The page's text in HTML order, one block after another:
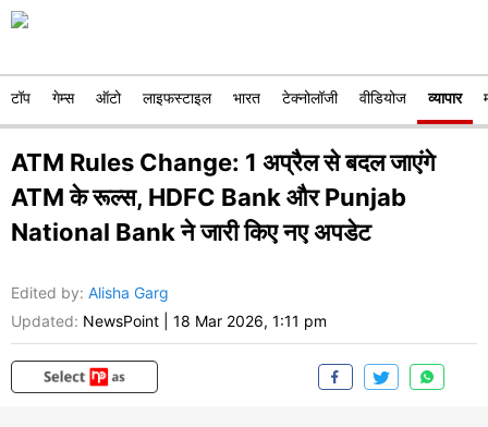
टॉप गेम्स ऑटो लाइफस्टाइल भारत टेक्नोलॉजी वीडियोज व्यापार
ATM Rules Change: 1 अप्रैल से बदल जाएंगे
ATM के रूल्स, HDFC Bank और Punjab
National Bank ने जारी किए नए अपडेट
Edited by: Alisha Garg
Updated: NewsPoint 18 Mar 2026, 1:11 pm